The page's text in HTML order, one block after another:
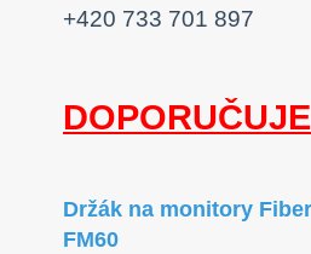
+420 733 701 897
Držák na monitory
FM60